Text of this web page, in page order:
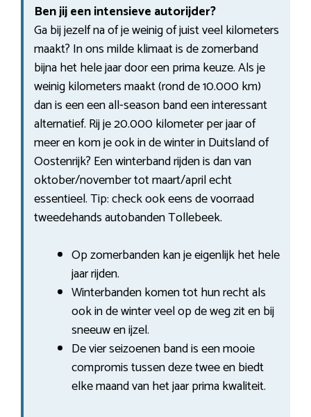
Ben jij een intensieve autorijder?
Ga bij jezelf na of je weinig of juist veel kilometers
maakt? In ons milde klimaat is de zomerband
bijna het hele jaar door een prima keuze. Als je
weinig kilometers maakt (rond de 10.000 km)
dan is een een all-season band een interessant
alternatief. Rij je 20.000 kilometer per jaar of
meer en kom je ook in de winter in Duitsland of
Oostenrijk? Een winterband rijden is dan van
oktober/november tot maart/april echt
essentieel. Tip: check ook eens de voorraad
tweedehands autobanden Tollebeek.
Op zomerbanden kan je eigenlijk het hele
jaar rijden.
Winterbanden komen tot hun recht als
ook in de winter veel op de weg zit en bij
sneeuw en ijzel.
De vier seizoenen band is een mooie
compromis tussen deze twee en biedt
elke maand van het jaar prima kwaliteit.